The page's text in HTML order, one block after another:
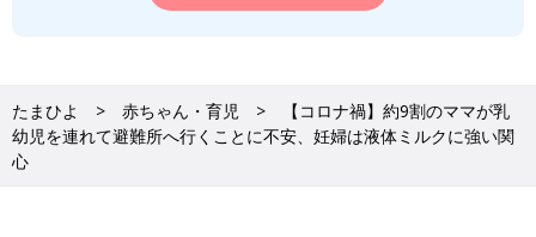
たまひよ 赤ちゃん・育児
【コロナ禍】約9割のママが乳
幼児を連れて避難所へ行くことに不安、妊婦は液体ミルクに強い関
心